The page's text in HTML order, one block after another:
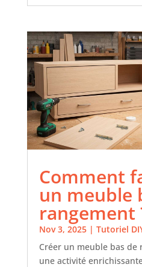
Comment
un meuble
rangement
Nov 3, 2025| Tutoriel
Créer un meuble bas
une activité